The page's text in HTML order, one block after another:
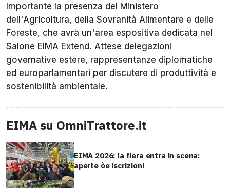
Importante la presenza del Ministero
dell'Agricoltura, della Sovranità Alimentare e delle
Foreste, che avrà un'area espositiva dedicata nel
Salone EIMA Extend. Attese delegazioni
governative estere, rappresentanze diplomatiche
ed europarlamentari per discutere di produttività e
sostenibilità ambientale.
EIMA su OmniTrattore.it
EIMA 2026: la fiera entra in scena:
aperte òe iscrizioni